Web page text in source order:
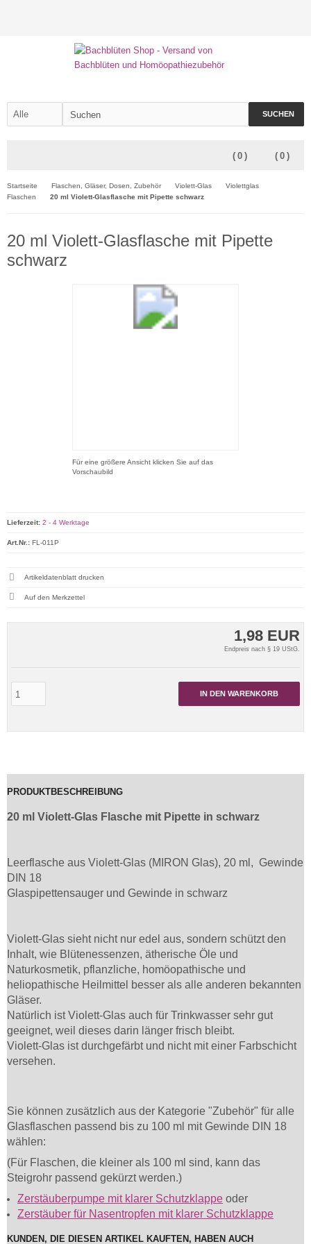
SUCHEN
( 0 )
( 0 )
Startseite Flaschen, Gläser, Dosen, Zubehör Violett-Glas
Violettglas
Flaschen
20 ml Violett-Glasflasche mit Pipette schwarz
20 ml Violett-Glasflasche mit Pipette
schwarz
Für eine größere Ansicht klicken Sie auf das
Vorschaubild
1,98 EUR
Endpreis nach § 19 UStG.
IN DEN WARENKORB
Lieferzeit: 2 - 4 Werktage
Art.Nr.: FL-011P
Artikeldatenblatt drucken
PRODUKTBESCHREIBUNG
20 ml Violett-Glas Flasche mit Pipette in schwarz
Leerflasche aus Violett-Glas (MIRON Glas), 20 ml, Gewinde
DIN 18
Glaspipettensauger und Gewinde in schwarz
Violett-Glas sieht nicht nur edel aus, sondern schützt den
Inhalt, wie Blütenessenzen, ätherische Öle und
Naturkosmetik, pflanzliche, homöopathische und
heliopathische Heilmittel besser als alle anderen bekannten
Gläser.
Natürlich ist Violett-Glas auch für Trinkwasser sehr gut
geeignet, weil dieses darin länger frisch bleibt.
Violett-Glas ist durchgefärbt und nicht mit einer Farbschicht
versehen.
Sie können zusätzlich aus der Kategorie "Zubehör" für alle
Glasflaschen passend bis zu 100 ml mit Gewinde DIN 18
wählen:
(Für Flaschen, die kleiner als 100 ml sind, kann das
Steigrohr passend gekürzt werden.)
Zerstäuberpumpe mit klarer Schutzklappe oder
Zerstäuber für Nasentropfen mit klarer Schutzklappe
KUNDEN, DIE DIESEN ARTIKEL KAUFTEN, HABEN AUCH